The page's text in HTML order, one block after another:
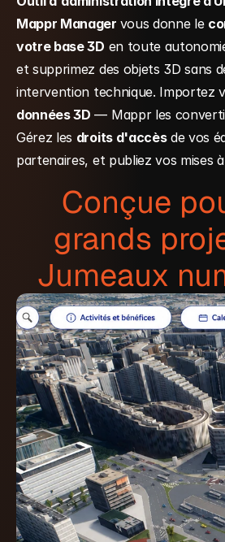
Mappr Manager vous donne le
votre base 3D en toute
et supprimez des objets 3D sans
intervention technique. Importez
données 3D — Mappr les
Gérez les droits d'accès de vos
partenaires, et publiez vos mises
Conçue
grands
Jumeaux